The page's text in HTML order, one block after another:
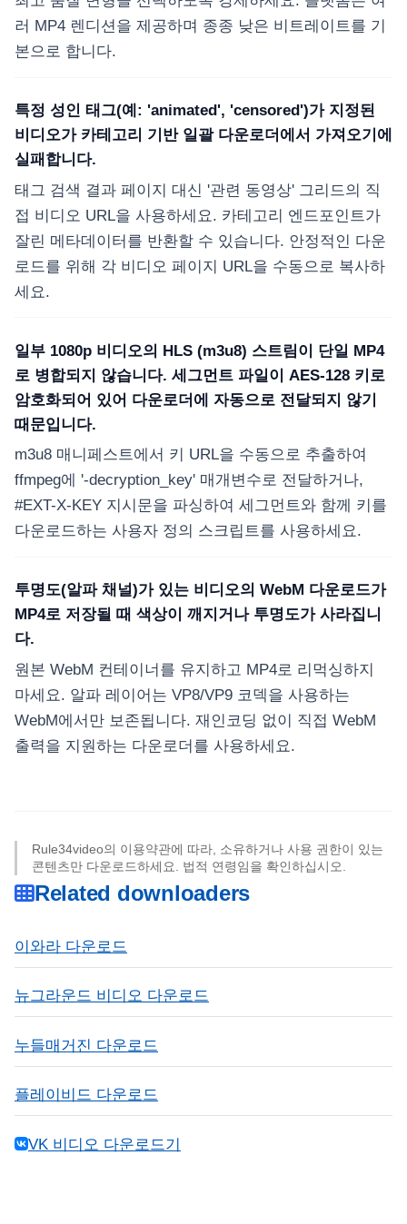
러 MP4 렌디션을 제공하며 종종 낮은 비트레이트를 기
본으로 합니다.
특정 성인 태그(예: 'animated', 'censored')가 지정된
비디오가 카테고리 기반 일괄 다운로더에서 가져오기에
실패합니다.
태그 검색 결과 페이지 대신 '관련 동영상' 그리드의 직
접 비디오 URL을 사용하세요. 카테고리 엔드포인트가
잘린 메타데이터를 반환할 수 있습니다. 안정적인 다운
로드를 위해 각 비디오 페이지 URL을 수동으로 복사하
세요.
일부 1080p 비디오의 HLS (m3u8) 스트림이 단일 MP4
로 병합되지 않습니다. 세그먼트 파일이 AES-128 키로
암호화되어 있어 다운로더에 자동으로 전달되지 않기
때문입니다.
m3u8 매니페스트에서 키 URL을 수동으로 추출하여
ffmpeg에 '-decryption_key' 매개변수로 전달하거나,
#EXT-X-KEY 지시문을 파싱하여 세그먼트와 함께 키를
다운로드하는 사용자 정의 스크립트를 사용하세요.
투명도(알파 채널)가 있는 비디오의 WebM 다운로드가
MP4로 저장될 때 색상이 깨지거나 투명도가 사라집니
다.
원본 WebM 컨테이너를 유지하고 MP4로 리먹싱하지
마세요. 알파 레이어는 VP8/VP9 코덱을 사용하는
WebM에서만 보존됩니다. 재인코딩 없이 직접 WebM
출력을 지원하는 다운로더를 사용하세요.
Rule34video의 이용약관에 따라, 소유하거나 사용 권한이 있는
콘텐츠만 다운로드하세요. 법적 연령임을 확인하십시오.
Related downloaders
이와라 다운로드
뉴그라운드 비디오 다운로드
누들매거진 다운로드
플레이비드 다운로드
VK 비디오 다운로드기